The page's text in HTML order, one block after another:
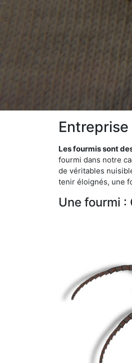
Les fourmis sont
fourmi dans notre
de véritables
tenir éloignés, une
Une fourmi :